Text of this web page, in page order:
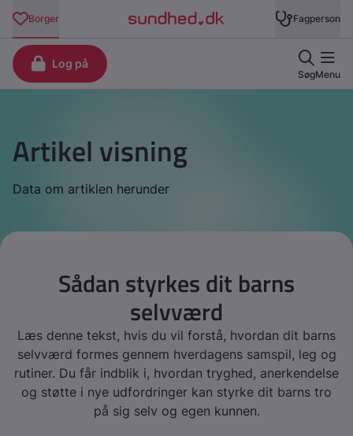
Artikel visning
Data om artiklen herunder
Sådan styrkes dit barns
selvværd
Læs denne tekst, hvis du vil forstå, hvordan dit barns
selvværd formes gennem hverdagens samspil, leg og
rutiner. Du får indblik i, hvordan tryghed, anerkendelse
og støtte i nye udfordringer kan styrke dit barns tro
på sig selv og egen kunnen.